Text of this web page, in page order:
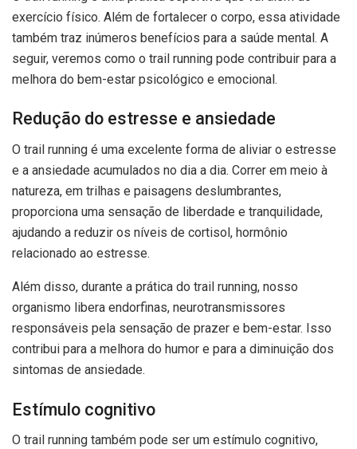
exercício físico. Além de fortalecer o corpo, essa atividade
também traz inúmeros benefícios para a saúde mental. A
seguir, veremos como o trail running pode contribuir para a
melhora do bem-estar psicológico e emocional.
Redução do estresse e ansiedade
O trail running é uma excelente forma de aliviar o estresse
e a ansiedade acumulados no dia a dia. Correr em meio à
natureza, em trilhas e paisagens deslumbrantes,
proporciona uma sensação de liberdade e tranquilidade,
ajudando a reduzir os níveis de cortisol, hormônio
relacionado ao estresse.
Além disso, durante a prática do trail running, nosso
organismo libera endorfinas, neurotransmissores
responsáveis pela sensação de prazer e bem-estar. Isso
contribui para a melhora do humor e para a diminuição dos
sintomas de ansiedade.
Estímulo cognitivo
O trail running também pode ser um estímulo cognitivo,